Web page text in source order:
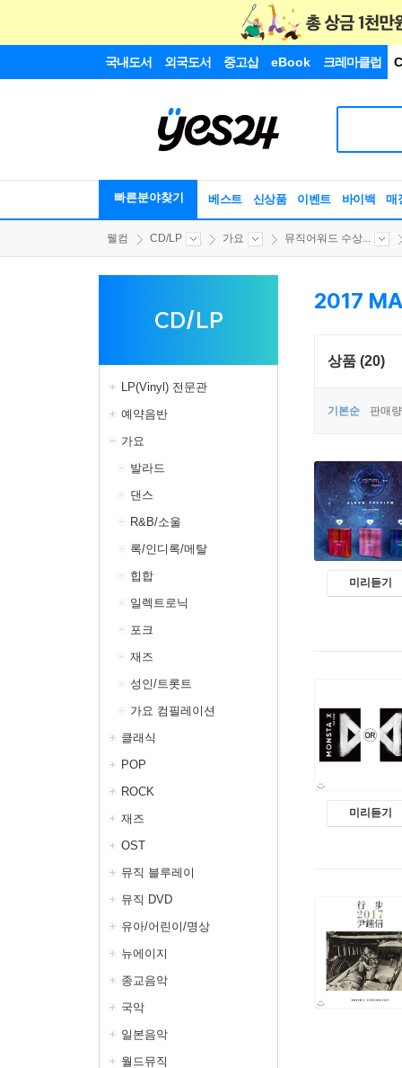
국내도서 외국도서 중고샵 eBook 크레마클럽
빠른분야찾기 베스트 신상품 이벤트 바이백 매
웰컴 CD/LP 가요 뮤직어워드 수상...
CD/LP
LP(Vinyl) 전문관
예약음반
가요
발라드
댄스
R&B/소울
록/인디록/메탈
힙합
일렉트로닉
포크
재즈
성인/트롯트
가요 컴필레이션
클래식
POP
ROCK
재즈
OST
뮤직 블루레이
뮤직 DVD
유아/어린이/명상
뉴에이지
종교음악
국악
일본음악
월드뮤직
2017
상품 (20)
기본순 판매
미리듣기
미리듣기